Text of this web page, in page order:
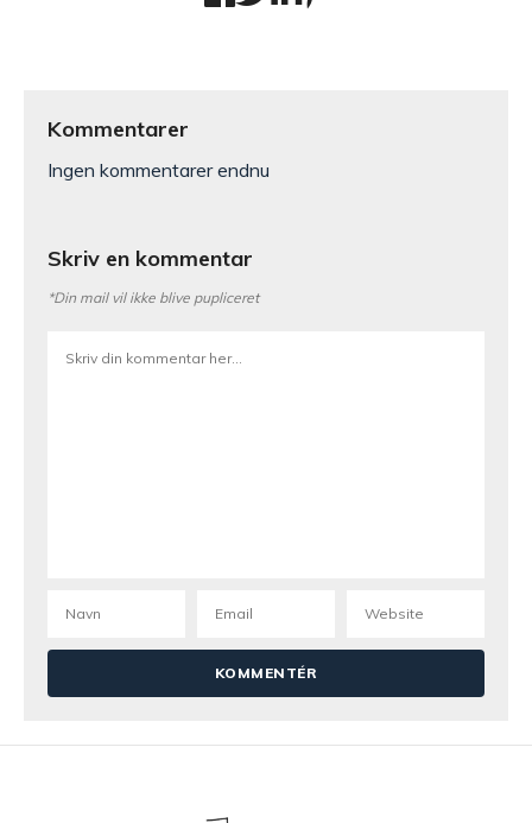
Kommentarer
Ingen kommentarer endnu
Skriv en kommentar
*Din mail vil ikke blive pupliceret